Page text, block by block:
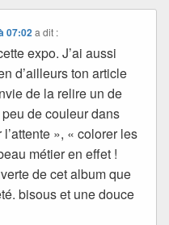
07:02 a dit :
expo. J’ai aussi
d’ailleurs ton article
de la relire un de
de couleur dans
», « colorer les
métier en effet !
de cet album que
bisous et une douce